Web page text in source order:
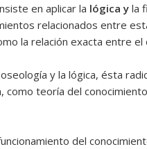
en aplicar la lógica yla
relacionados entre
la relación exacta entre
y la lógica, ésta
teoría del
del